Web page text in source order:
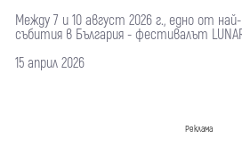
Между 7 и 10 август 2026 г., едно от
събития в България - фестивалът
15 април 2026
Реклама